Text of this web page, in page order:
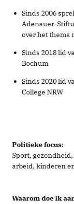
Sinds 2006
Adenauer-
over het thema
Sinds 2018 lid
Bochum
Sinds 2020 lid
College NRW
Politieke focus:
Sport,
arbeid, kinderen
Waarom doe ik